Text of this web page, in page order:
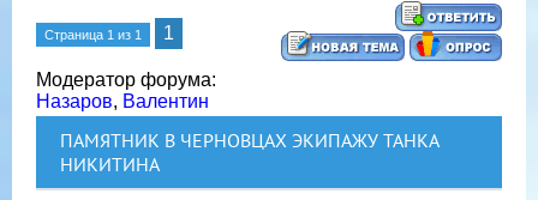
Страница 1 из 1 1
Модератор форума:
Назаров, Валентин
ПАМЯТНИК В ЧЕРНОВЦАХ ЭКИПАЖУ ТАНКА
НИКИТИНА